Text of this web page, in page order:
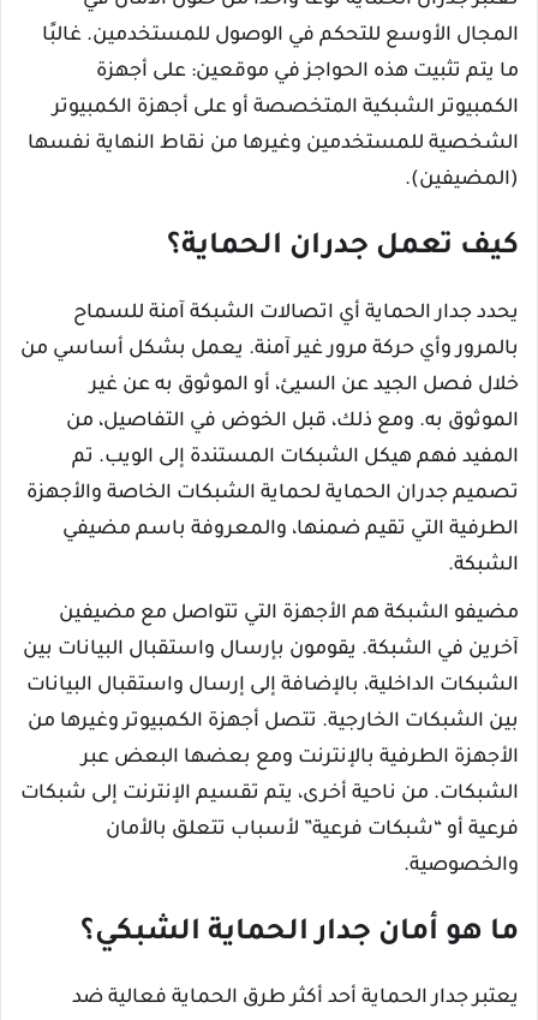
المجال الأوسع للتحكم في الوصول للمستخدمين. غالبًا
ما يتم تثبيت هذه الحواجز في موقعين: على أجهزة
الكمبيوتر الشبكية المتخصصة أو على أجهزة الكمبيوتر
الشخصية للمستخدمين وغيرها من نقاط النهاية نفسها
(المضيفين).
كيف تعمل جدران الحماية؟
يحدد جدار الحماية أي اتصالات الشبكة آمنة للسماح
بالمرور وأي حركة مرور غير آمنة. يعمل بشكل أساسي من
خلال فصل الجيد عن السيئ، أو الموثوق به عن غير
الموثوق به. ومع ذلك، قبل الخوض في التفاصيل، من
المفيد فهم هيكل الشبكات المستندة إلى الويب. تم
تصميم جدران الحماية لحماية الشبكات الخاصة والأجهزة
الطرفية التي تقيم ضمنها، والمعروفة باسم مضيفي
الشبكة.
مضيفو الشبكة هم الأجهزة التي تتواصل مع مضيفين
آخرين في الشبكة. يقومون بإرسال واستقبال البيانات بين
الشبكات الداخلية، بالإضافة إلى إرسال واستقبال البيانات
بين الشبكات الخارجية. تتصل أجهزة الكمبيوتر وغيرها من
الأجهزة الطرفية بالإنترنت ومع بعضها البعض عبر
الشبكات. من ناحية أخرى، يتم تقسيم الإنترنت إلى شبكات
فرعية أو “شبكات فرعية” لأسباب تتعلق بالأمان
والخصوصية.
ما هو أمان جدار الحماية الشبكي؟
يعتبر جدار الحماية أحد أكثر طرق الحماية فعالية ضد